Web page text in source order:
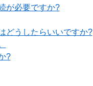
が必要ですか?
どうしたらいいですか?
?